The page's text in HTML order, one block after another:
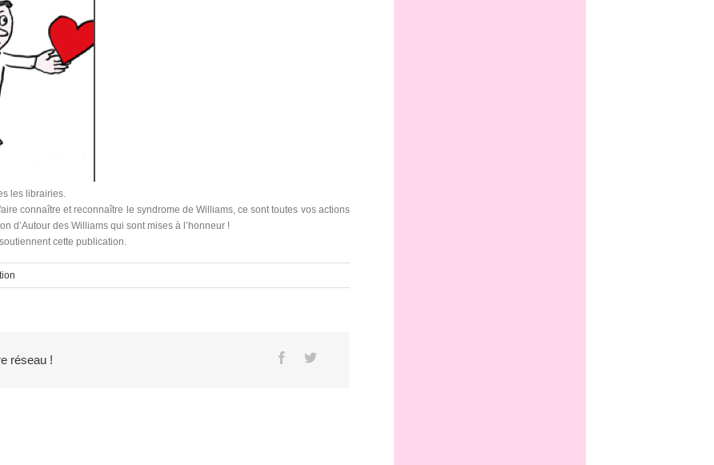
les librairies.
connaître et reconnaître le syndrome de Williams, ce sont toutes vos actions
d’Autour des Williams qui sont mises à l’honneur !
cette publication.
réseau !